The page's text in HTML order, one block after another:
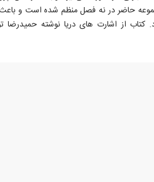
حاضر در نه فصل منظم شده است و
کتاب از اشارت های دریا نوشته